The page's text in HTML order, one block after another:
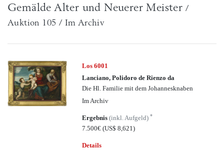
Gemälde Alter und Neuerer Meister /
Auktion 105 / Im Archiv
Los 6001
Lanciano, Polidoro de Rienzo da
Die Hl. Familie mit dem Johannesknaben
Im Archiv
Ergebnis(inkl. Aufgeld)*
7.500€(US$ 8,621)
Details